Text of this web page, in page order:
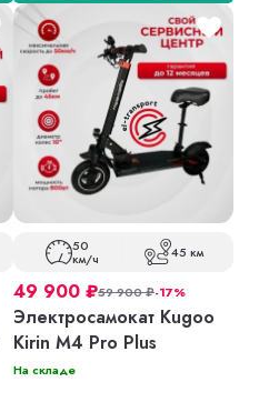
50
км/ч 45 км
49 900 ₽59 900₽-17%
Электросамокат Kugoo
Kirin M4 Pro Plus
На складе